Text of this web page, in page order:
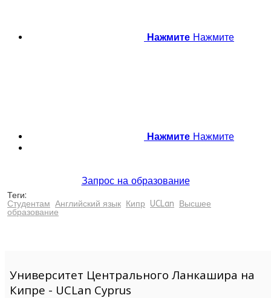
Нажмите Нажмите
Нажмите Нажмите
Запрос на образование
Теги:
Студентам Английский язык Кипр UCLan Высшее
образование
Университет Центрального Ланкашира на
Кипре - UCLan Cyprus